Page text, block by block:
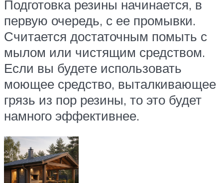
Подготовка резины начинается, в
первую очередь, с ее промывки.
Считается достаточным помыть с
мылом или чистящим средством.
Если вы будете использовать
моющее средство, выталкивающее
грязь из пор резины, то это будет
намного эффективнее.